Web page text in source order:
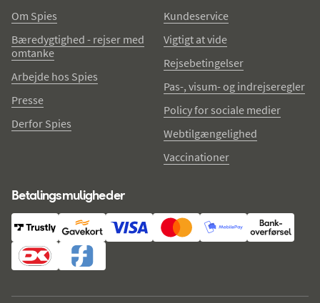
Om Spies
Bæredygtighed - rejser med
omtanke
Arbejde hos Spies
Presse
Derfor Spies
Kundeservice
Vigtigt at vide
Rejsebetingelser
Pas-, visum- og indrejseregler
Policy for sociale medier
Webtilgængelighed
Vaccinationer
Betalingsmuligheder